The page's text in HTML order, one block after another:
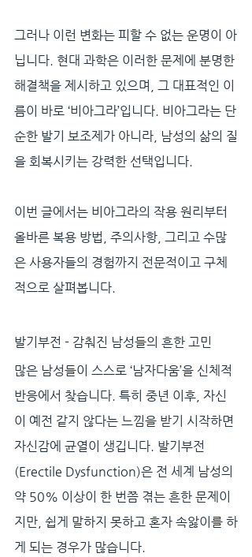
그러나 이런 변화는 피할 수 없는 운명이 아
닙니다. 현대 과학은 이러한 문제에 분명한
해결책을 제시하고 있으며, 그 대표적인 이
름이 바로 ‘비아그라’입니다. 비아그라는 단
순한 발기 보조제가 아니라, 남성의 삶의 질
을 회복시키는 강력한 선택입니다.
이번 글에서는 비아그라의 작용 원리부터
올바른 복용 방법, 주의사항, 그리고 수많
은 사용자들의 경험까지 전문적이고 구체
적으로 살펴봅니다.
발기부전 - 감춰진 남성들의 흔한 고민
많은 남성들이 스스로 ‘남자다움’을 신체적
반응에서 찾습니다. 특히 중년 이후, 자신
이 예전 같지 않다는 느낌을 받기 시작하면
자신감에 균열이 생깁니다. 발기부전
(Erectile Dysfunction)은 전 세계 남성의
약 50% 이상이 한 번쯤 겪는 흔한 문제이
지만, 쉽게 말하지 못하고 혼자 속앓이를 하
게 되는 경우가 많습니다.